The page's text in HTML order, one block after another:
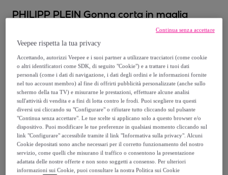
PHILIPP PLEIN Gonna corta in maglia
444, 00 €
1.270,00 €
-65%
Venduto daPHILIPP PLEIN
Consegna
Veepee rispetta la tua privacy
Accettando, autorizzi Veepee e i suoi partner a utilizzare tracciatori (come cookie
o altri identificatori come SDK, di seguito "Cookie") e a trattare i tuoi dati
personali (come i dati di navigazione, i dati degli ordini e le informazioni fornite
nel tuo account membro) al fine di offrirti pubblicità personalizzate (anche sullo
schermo della tua TV) e misurarne le prestazioni, effettuare alcune analisi
sull'attività di vendita e a fini di lotta contro le frodi. Puoi scegliere tra questi
diversi usi cliccando su "Configurare" o rifiutare tutto cliccando sul pulsante
"Continua senza accettare". Le tue scelte si applicano solo a questo browser e/o
dispositivo. Puoi modificare le tue preferenze in qualsiasi momento cliccando sul
link "Configurare" accessibile tramite il link "Informativa sulla privacy". Alcuni
Cookie depositati sono anche necessari per il corretto funzionamento del nostro
servizio, come quelli che misurano il traffico o consentono la presentazione
adattata delle nostre offerte e non sono soggetti a consenso. Per ulteriori
informazioni sui Cookie, puoi consultare la nostra Politica sui Cookie
Continua senza accettare